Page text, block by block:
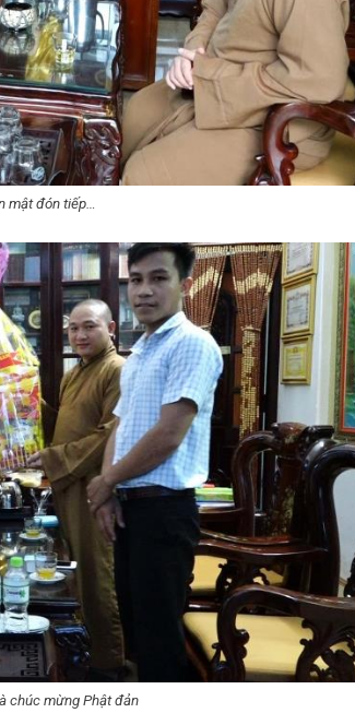
mật đón tiếp…
chúc mừng Phật đản